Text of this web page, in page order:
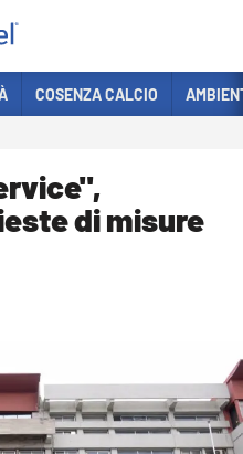
COSENZA CALCIO
di misure